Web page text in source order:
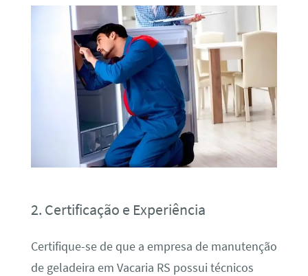
2. Certificação e Experiência
Certifique-se de que a empresa de manutenção
de geladeira em Vacaria RS possui técnicos